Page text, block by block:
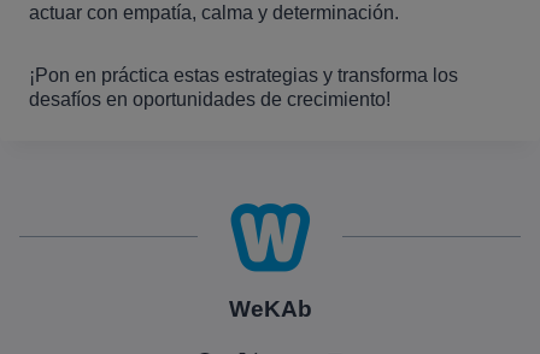
actuar con empatía, calma y determinación.
¡Pon en práctica estas estrategias y transforma los
desafíos en oportunidades de crecimiento!
WeKAb